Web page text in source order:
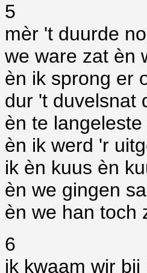
5
mèr 't duurde
we ware zat èn
èn ik sprong er
dur 't duvelsnat
èn te
èn ik werd 'r
ik èn kuus èn
èn we gingen
èn we han toch
6
ik kwaam wir